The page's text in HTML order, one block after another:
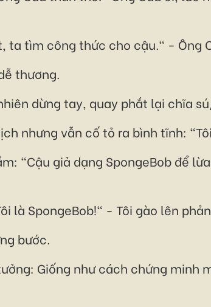
ta tìm công thức cho cậu." - Ông
thương.
dừng tay, quay phắt lại chĩa
nhưng vẫn cố tỏ ra bình tĩnh:
"Cậu giả dạng SpongeBob để
là SpongeBob!" - Tôi gào lên
bước.
Giống như cách chứng minh